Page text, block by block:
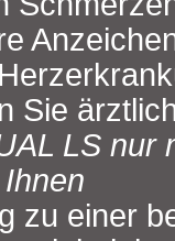
Sie
LS nur
zu einer